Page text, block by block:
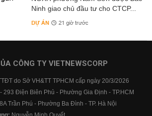
Ninh giao chủ đầu tư cho CTCP...
DỰ ÁN 21 giờ trước
CÔNG TY VIETNEWSCORP
do Sở VH&TT TPHCM cấp ngày 20/3/2026
293 Điện Biên Phủ - Phường Gia Định - TP.HCM
Trần Phú - Phường Ba Đình - TP. Hà Nội